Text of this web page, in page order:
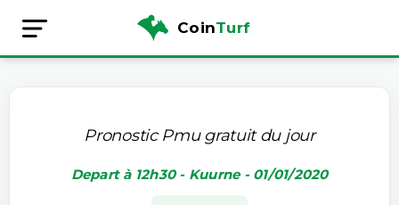
CoinTurf
Pronostic Pmu gratuit du jour
Depart à 12h30 - Kuurne - 01/01/2020